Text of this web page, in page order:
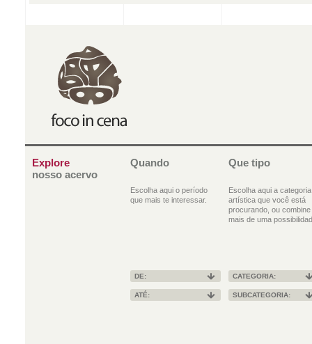
Explore
nosso acervo
Quando
Escolha aqui o período
que mais te interessar.
Que tipo
Escolha aqui a categoria
artística que você está
procurando, ou combine
mais de uma
DE:
ATÉ:
CATEGORIA:
SUBCATEGORIA: